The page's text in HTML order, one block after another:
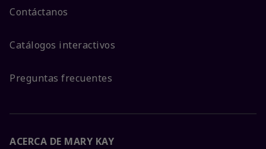
Contáctanos
Catálogos interactivos
Preguntas frecuentes
ACERCA DE MARY KAY